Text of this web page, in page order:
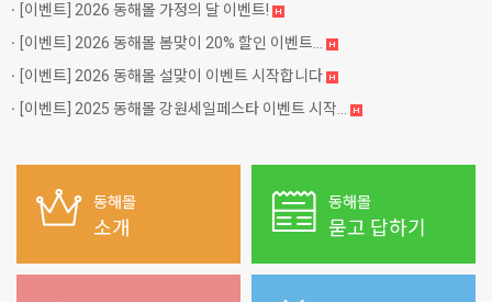
[이벤트] 2026 동해몰 가정의 달 이벤트!
[이벤트] 2026 동해몰 봄맞이 20% 할인 이벤트...
[이벤트] 2026 동해몰 설맞이 이벤트 시작합니다
[이벤트] 2025 동해몰 강원세일페스타 이벤트 시작...
동해몰
소개
동해몰
묻고 답하기